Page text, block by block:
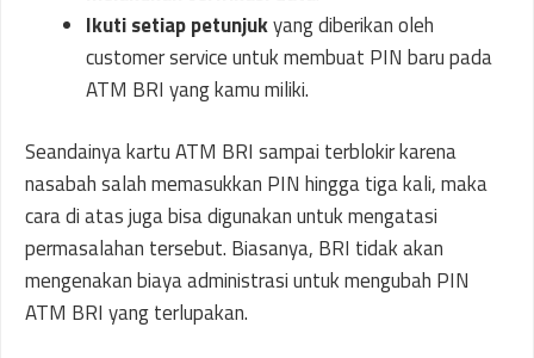
Ikuti setiap petunjukyang diberikan oleh
customer service untuk membuat PIN baru pada
ATM BRI yang kamu miliki.
Seandainya kartu ATM BRI sampai terblokir karena
nasabah salah memasukkan PIN hingga tiga kali, maka
cara di atas juga bisa digunakan untuk mengatasi
permasalahan tersebut. Biasanya, BRI tidak akan
mengenakan biaya administrasi untuk mengubah PIN
ATM BRI yang terlupakan.